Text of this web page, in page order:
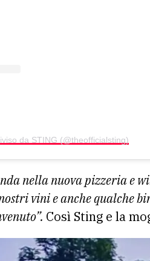
da STING (@theofficialsting)
nella nuova pizzeria e
vini e anche qualche
Così Sting e la